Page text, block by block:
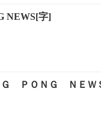
NEWS[字]
ＰＯＮＧ ＮＥＷ